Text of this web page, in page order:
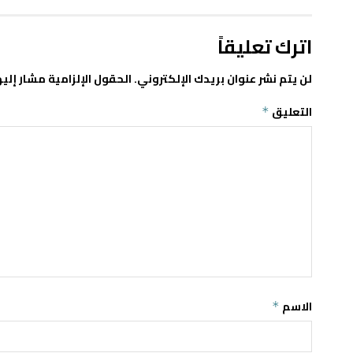
اترك تعليقاً
لن يتم نشر عنوان بريدك الإلكتروني.الحقول الإلزامية مشار
التعليق *
الاسم *